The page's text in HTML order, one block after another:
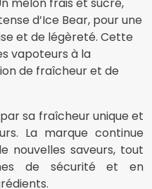
d’Ice Bear, pour une
et de légèreté. Cette
vapoteurs à la
de fraîcheur et de
sa fraîcheur unique et
La marque continue
nouvelles saveurs, tout
de sécurité et en